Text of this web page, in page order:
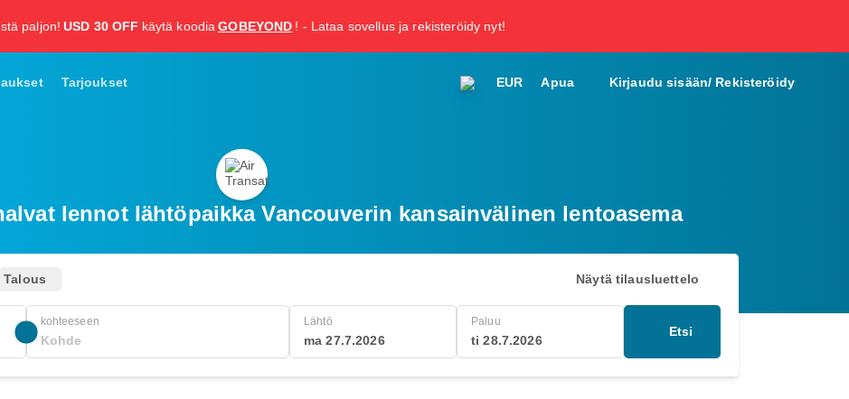
paljon! USD 30 OFF käytä koodia GOBEYOND ! - Lataa sovellus ja rekisteröidy nyt!
Tarjoukset EUR Apua Kirjaudu sisään/ Rekisteröidy
lennot lähtöpaikka Vancouverin kansainvälinen lentoasema
Talous Näytä tilausluettelo
kohteeseen Lähtö
ma 27.7.2026
Paluu
ti 28.7.2026
Etsi